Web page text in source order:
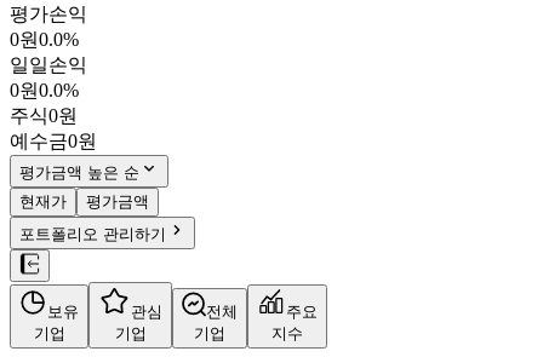
8,370원
0001A0
KOSDAQ
시가총액
PBR1.88
PER-
fPER -
배당수익률0.27%
자사주비율-
결산월12월
4분기누적
10년
주재무제표
주주환원
컨센서스
주식정보
평가손익
0원0.0%
일일손익
0원0.0%
주식0원
예수금0원
평가금액 높은 순
현재가
평가금액
포트폴리오 관리하기
보유
기업
관심
기업
전체
기업
주요
지수